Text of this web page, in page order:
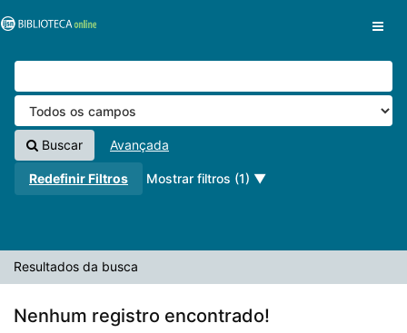
VuFind
Buscar Avançada
Redefinir Filtros Mostrar filtros (1)
Resultados da busca
Nenhum registro encontrado!